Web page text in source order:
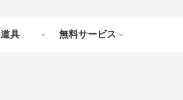
道具 無料サービス